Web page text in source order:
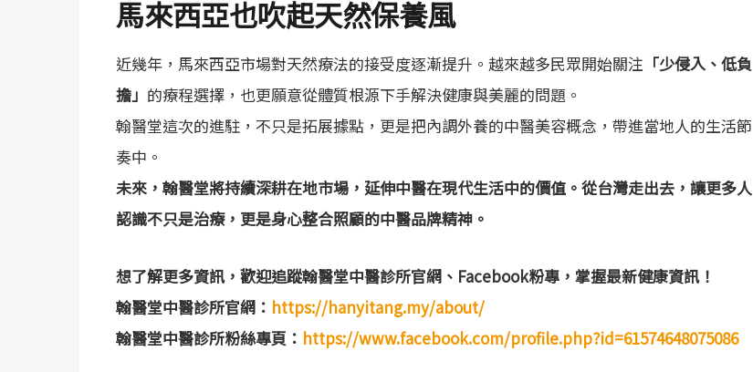
馬來西亞也吹起天然保養風
近幾年，馬來西亞市場對天然療法的接受度逐漸提升。越來越多民眾開始關注 「少侵入、低負
擔」 的療程選擇，也更願意從體質根源下手解決健康與美麗的問題。
翰醫堂這次的進駐，不只是拓展據點，更是把內調外養的中醫美容概念，帶進當地人的生活節
奏中。
未來，翰醫堂將持續深耕在地市場，延伸中醫在現代生活中的價值。從台灣走出去，讓更多人
認識不只是治療，更是身心整合照顧的中醫品牌精神。
想了解更多資訊，歡迎追蹤翰醫堂中醫診所官網、Facebook粉專，掌握最新健康資訊！
翰醫堂中醫診所官網： https://hanyitang.my/about/
翰醫堂中醫診所粉絲專頁： https://www.facebook.com/profile.php?id=61574648075086